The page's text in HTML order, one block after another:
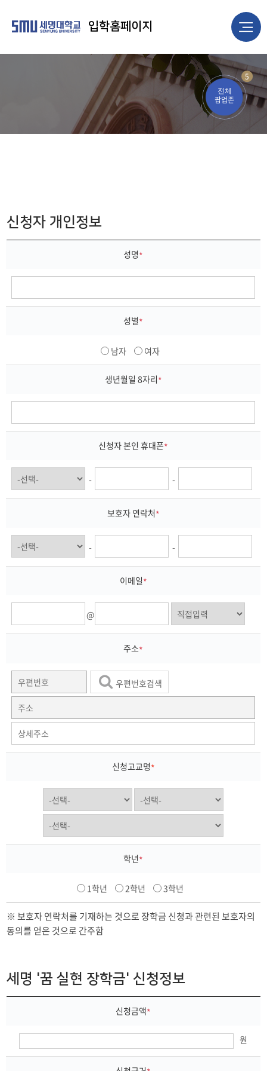
5
전체
팝업존
입학홈페이지
신청자 개인정보
성명*
성별*
남자 여자
생년월일 8자리*
신청자 본인 휴대폰*
- -
보호자 연락처*
- -
이메일*
@
주소*
우편번호검색
신청고교명*
학년*
1학년 2학년 3학년
※ 보호자 연락처를 기재하는 것으로 장학금 신청과 관련된 보호자의
동의를 얻은 것으로 간주함
세명 '꿈 실현 장학금' 신청정보
신청금액*
원